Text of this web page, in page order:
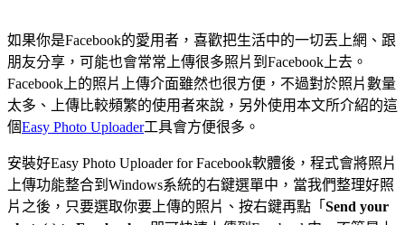
如果你是Facebook的愛用者，喜歡把生活中的一切丟上網、跟
朋友分享，可能也會常常上傳很多照片到Facebook上去。
Facebook上的照片上傳介面雖然也很方便，不過對於照片數量
太多、上傳比較頻繁的使用者來說，另外使用本文所介紹的這
個Easy Photo Uploader工具會方便很多。
安裝好Easy Photo Uploader for Facebook軟體後，程式會將照片
上傳功能整合到Windows系統的右鍵選單中，當我們整理好照
片之後，只要選取你要上傳的照片、按右鍵再點「 Send your